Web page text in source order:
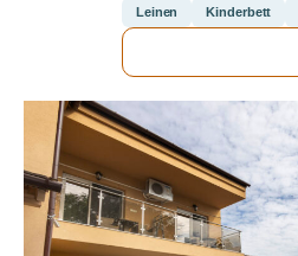
Leinen Kinderbett